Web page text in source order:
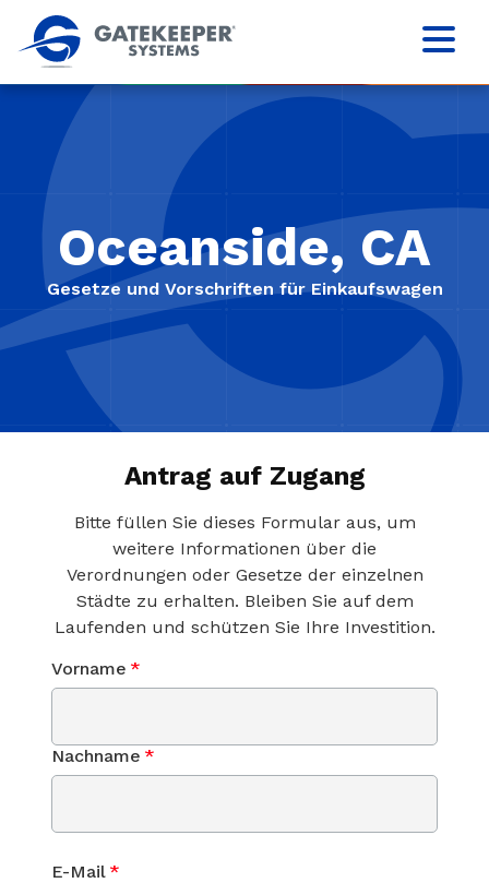
Oceanside, CA
Gesetze und Vorschriften für Einkaufswagen
Antrag auf Zugang
Bitte füllen Sie dieses Formular aus, um
weitere Informationen über die
Verordnungen oder Gesetze der einzelnen
Städte zu erhalten. Bleiben Sie auf dem
Laufenden und schützen Sie Ihre Investition.
Vorname *
Nachname *
E-Mail *